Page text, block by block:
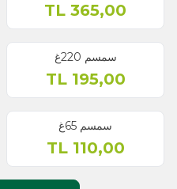
365,00
سمسم 220غ
195,00
TL
سمسم 65غ
110,00
TL